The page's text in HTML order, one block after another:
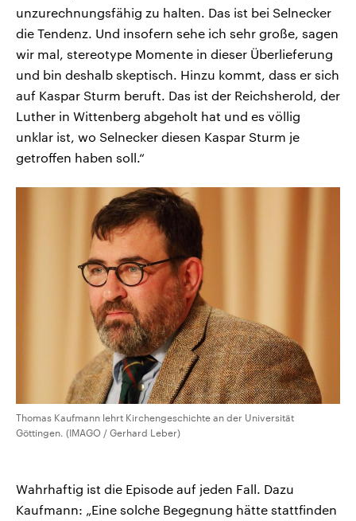
unzurechnungsfähig zu halten. Das ist bei Selnecker
die Tendenz. Und insofern sehe ich sehr große, sagen
wir mal, stereotype Momente in dieser Überlieferung
und bin deshalb skeptisch. Hinzu kommt, dass er sich
auf Kaspar Sturm beruft. Das ist der Reichsherold, der
Luther in Wittenberg abgeholt hat und es völlig
unklar ist, wo Selnecker diesen Kaspar Sturm je
getroffen haben soll.“
Thomas Kaufmann lehrt Kirchengeschichte an der Universität
Göttingen. (IMAGO / Gerhard Leber)
Wahrhaftig ist die Episode auf jeden Fall. Dazu
Kaufmann: „Eine solche Begegnung hätte stattfinden